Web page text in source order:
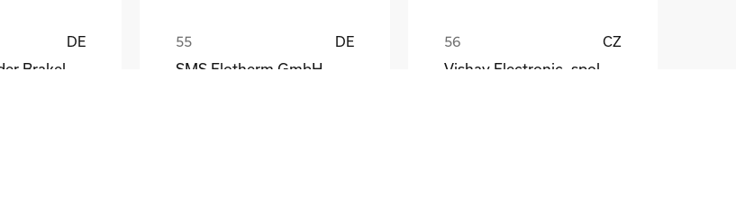
DE DE
SMS Elotherm GmbH
CZ